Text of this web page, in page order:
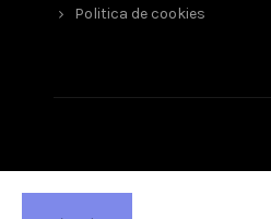
Politica de cookies